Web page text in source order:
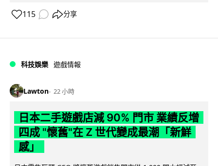
115 分享
科技娛樂 遊戲情報
Lawton 22 小時
日本二手遊戲店減 90% 門市 業績反增
四成 "懷舊"在 Z 世代變成最潮「新鮮
感」